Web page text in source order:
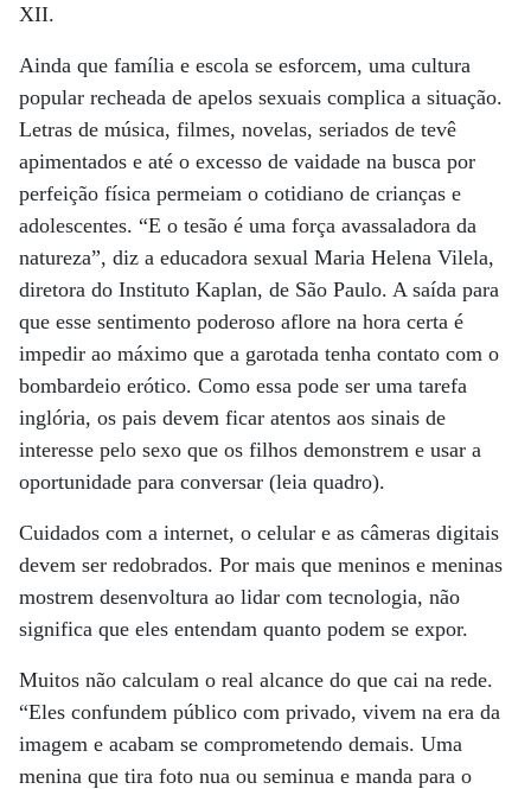
XII.
Ainda que família e escola se esforcem, uma cultura
popular recheada de apelos sexuais complica a situação.
Letras de música, filmes, novelas, seriados de tevê
apimentados e até o excesso de vaidade na busca por
perfeição física permeiam o cotidiano de crianças e
adolescentes. “E o tesão é uma força avassaladora da
natureza”, diz a educadora sexual Maria Helena Vilela,
diretora do Instituto Kaplan, de São Paulo. A saída para
que esse sentimento poderoso aflore na hora certa é
impedir ao máximo que a garotada tenha contato com o
bombardeio erótico. Como essa pode ser uma tarefa
inglória, os pais devem ficar atentos aos sinais de
interesse pelo sexo que os filhos demonstrem e usar a
oportunidade para conversar (leia quadro).
Cuidados com a internet, o celular e as câmeras digitais
devem ser redobrados. Por mais que meninos e meninas
mostrem desenvoltura ao lidar com tecnologia, não
significa que eles entendam quanto podem se expor.
Muitos não calculam o real alcance do que cai na rede.
“Eles confundem público com privado, vivem na era da
imagem e acabam se comprometendo demais. Uma
menina que tira foto nua ou seminua e manda para o